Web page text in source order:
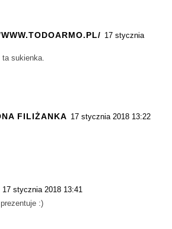
17 stycznia
ta sukienka.
FILIŻANKA 17 stycznia 2018 13:22
17 stycznia 2018 13:41
:)